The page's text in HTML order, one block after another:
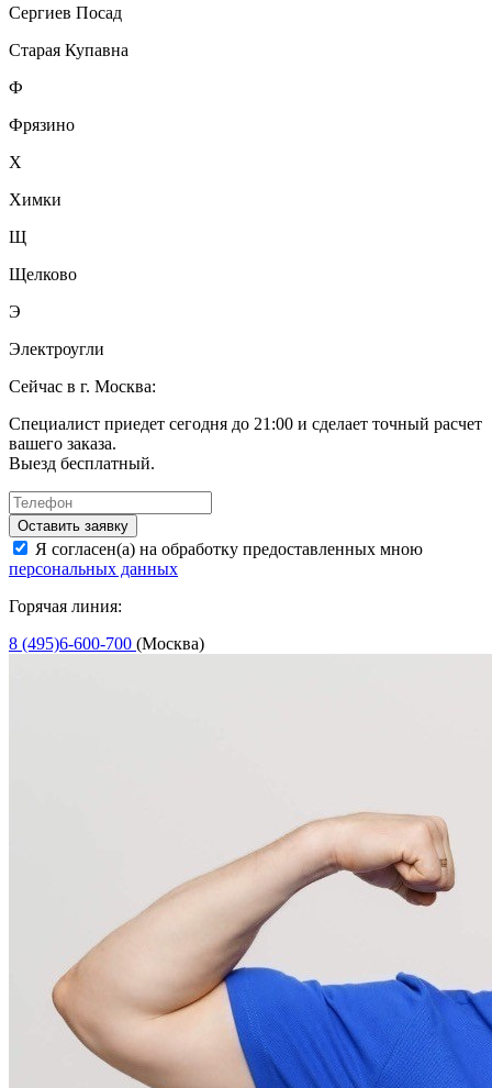
Сергиев Посад
Старая Купавна
Ф
Фрязино
Х
Химки
Щ
Щелково
Э
Электроугли
Сейчас в г. Москва:
Специалист приедет сегодня до 21:00 и сделает точный расчет
вашего заказа.
Выезд бесплатный.
Оставить заявку
Я согласен(а) на обработку предоставленных мною
персональных данных
Горячая линия:
8 (495)6-600-700 (Москва)